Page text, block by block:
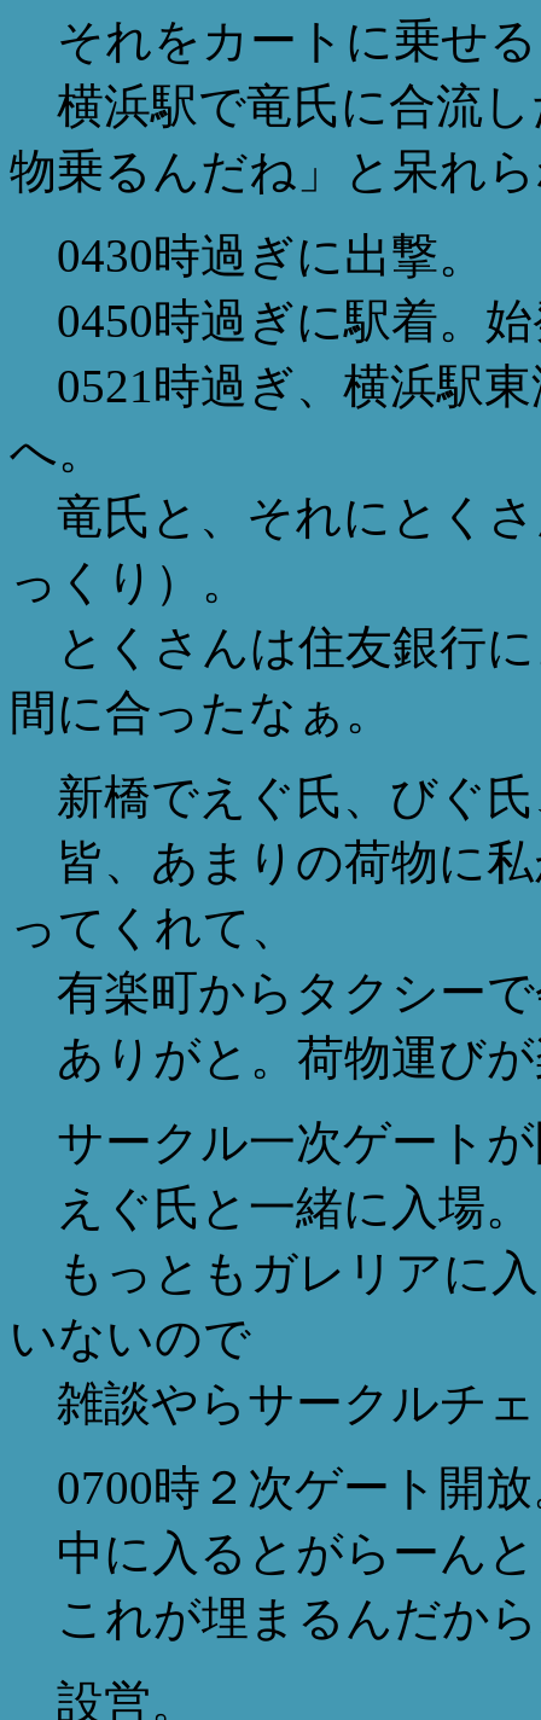
それをカートに乗せ
横浜駅で竜氏に合流
物乗るんだね」と呆れ
0430時過ぎに出撃。
0450時過ぎに駅着。
0521時過ぎ、横浜駅
へ。
竜氏と、それにとく
っくり）。
とくさんは住友銀行
間に合ったなぁ。
新橋でえぐ氏、びぐ
皆、あまりの荷物に
ってくれて、
有楽町からタクシー
ありがと。荷物運び
サークル一次ゲート
えぐ氏と一緒に入場。
もっともガレリアに
いないので
雑談やらサークルチ
0700時２次ゲート開
中に入るとがらーん
これが埋まるんだか
設営。